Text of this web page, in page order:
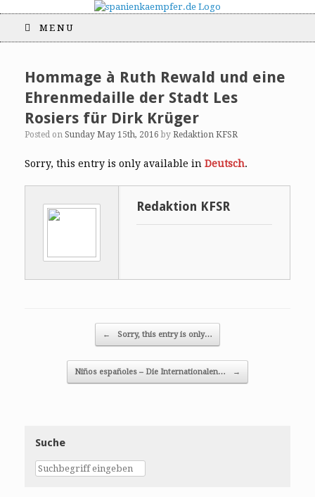
MENU
Hommage à Ruth Rewald und eine
Ehrenmedaille der Stadt Les
Rosiers für Dirk Krüger
Posted on Sunday May 15th, 2016 by Redaktion KFSR
Sorry, this entry is only available in Deutsch.
Redaktion KFSR
← Sorry, this entry is only…
Niños españoles – Die Internationalen… →
Suche